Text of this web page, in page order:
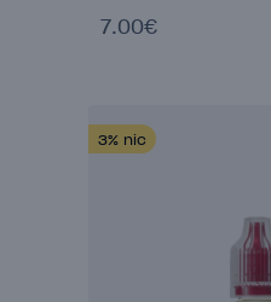
7.00€
3% nic